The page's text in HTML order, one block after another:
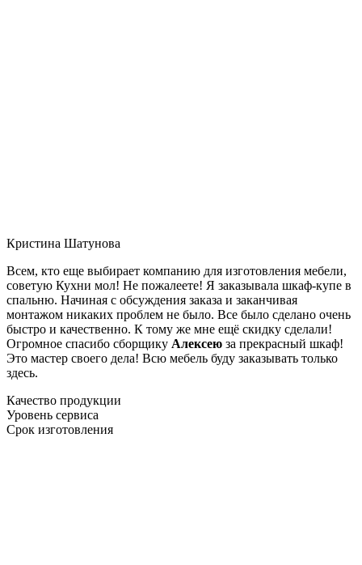
Кристина Шатунова
Всем, кто еще выбирает компанию для изготовления мебели,
советую Кухни мол! Не пожалеете! Я заказывала шкаф-купе в
спальню. Начиная с обсуждения заказа и заканчивая
монтажом никаких проблем не было. Все было сделано очень
быстро и качественно. К тому же мне ещё скидку сделали!
Огромное спасибо сборщику Алексею за прекрасный шкаф!
Это мастер своего дела! Всю мебель буду заказывать только
здесь.
Качество продукции
Уровень сервиса
Срок изготовления